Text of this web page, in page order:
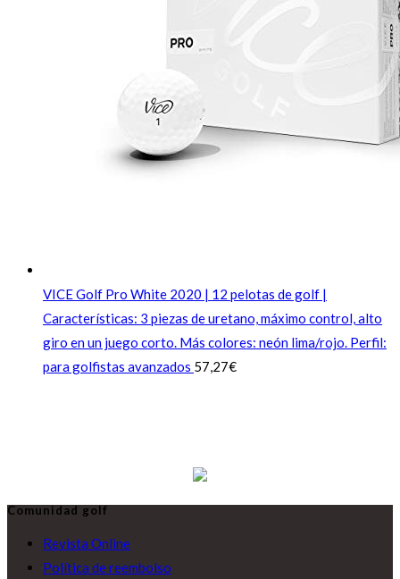
VICE Golf Pro White 2020 | 12 pelotas de golf |
Características: 3 piezas de uretano, máximo control, alto
giro en un juego corto. Más colores: neón lima/rojo. Perfil:
para golfistas avanzados 57,27€
Comunidad golf
Revista Online
Política de reembolso